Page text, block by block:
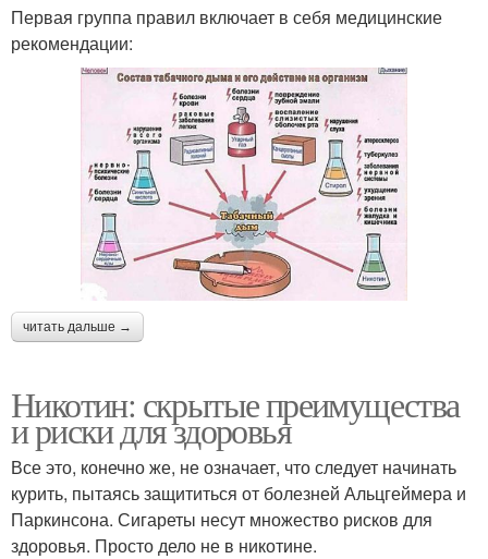
Первая группа правил включает в себя медицинские
рекомендации:
читать дальше →
Никотин: скрытые преимущества
и риски для здоровья
Все это, конечно же, не означает, что следует начинать
курить, пытаясь защититься от болезней Альцгеймера и
Паркинсона. Сигареты несут множество рисков для
здоровья. Просто дело не в никотине.